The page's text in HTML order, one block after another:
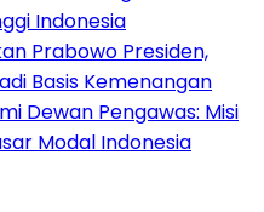
Indonesia
Prabowo Presiden,
Basis Kemenangan
Dewan Pengawas: Misi
Modal Indonesia